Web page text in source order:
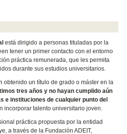
está dirigido a personas tituladas por la
tener un primer contacto con el entorno
práctica remunerada, que les permita
durante sus estudios universitarios.
obtenido un título de grado o máster en la
tres años y no hayan cumplido aún
e instituciones de cualquier punto del
incorporar talento universitario joven.
práctica propuesta por la entidad
a través de la Fundación ADEIT,